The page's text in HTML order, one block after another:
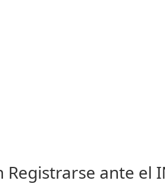
ante el